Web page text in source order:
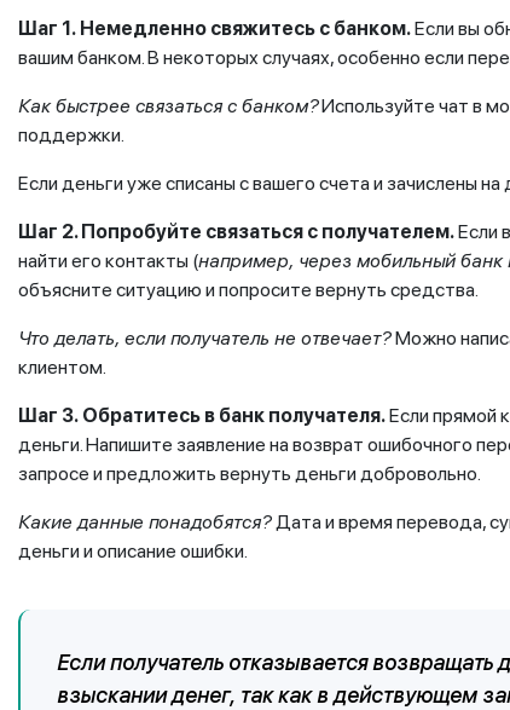
Шаг 1. Немедленно свяжитесь с банком.Если вы
вашим банком. В некоторых случаях, особенно если
Как быстрее связаться с банком?Используйте чат в
поддержки.
Если деньги уже списаны с вашего счета и зачислены
Шаг 2. Попробуйте связаться с получателем.Если
найти его контакты (например, через мобильный банк
объясните ситуацию и попросите вернуть средства.
Что делать, если получатель не отвечает?Можно
клиентом.
Шаг 3. Обратитесь в банк получателя.Если прямой
деньги. Напишите заявление на возврат ошибочного
запросе и предложить вернуть деньги добровольно.
Какие данные понадобятся?Дата и время перевода,
деньги и описание ошибки.
Если получатель отказывается
взыскании денег, так как в действующем